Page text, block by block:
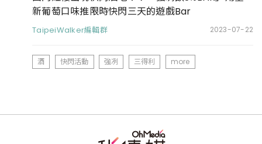
新葡萄口味推限時快閃三天的遊戲Bar
TaipeiWalker編輯群 2023-07-22
酒 快閃活動 強冽 三得利 more